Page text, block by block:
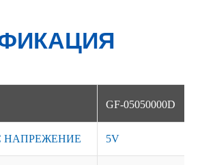
GF-05050000D
НАПРЕЖЕНИЕ 5V